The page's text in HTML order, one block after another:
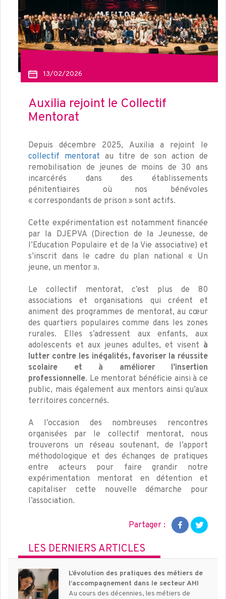
13/02/2026
Auxilia rejoint le Collectif
Mentorat
Depuis décembre 2025, Auxilia a rejoint le
collectif mentorat au titre de son action de
remobilisation de jeunes de moins de 30 ans
incarcérés dans des établissements
pénitentiaires où nos bénévoles
« correspondants de prison » sont actifs.
Cette expérimentation est notamment financée
par la DJEPVA (Direction de la Jeunesse, de
l’Education Populaire et de la Vie associative) et
s’inscrit dans le cadre du plan national « Un
jeune, un mentor ».
Le collectif mentorat, c’est plus de 80
associations et organisations qui créent et
animent des programmes de mentorat, au cœur
des quartiers populaires comme dans les zones
rurales. Elles s’adressent aux enfants, aux
adolescents et aux jeunes adultes, et visent à
lutter contre les inégalités, favoriser la réussite
scolaire et à améliorer l’insertion
professionnelle. Le mentorat bénéficie ainsi à ce
public, mais également aux mentors ainsi qu’aux
territoires concernés.
A l’occasion des nombreuses rencontres
organisées par le collectif mentorat, nous
trouverons un réseau soutenant, de l’apport
méthodologique et des échanges de pratiques
entre acteurs pour faire grandir notre
expérimentation mentorat en détention et
capitaliser cette nouvelle démarche pour
l’association.
Partager :
LES DERNIERS ARTICLES
L’évolution des pratiques des métiers de
l’accompagnement dans le secteur AHI
Au cours des décennies, les métiers de